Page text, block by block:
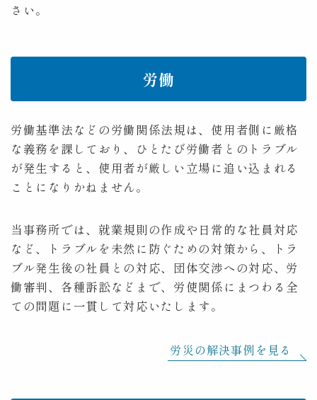
さい。
労働
労働基準法などの労働関係法規は、使用者側に厳格
な義務を課しており、ひとたび労働者とのトラブル
が発生すると、使用者が厳しい立場に追い込まれる
ことになりかねません。
当事務所では、就業規則の作成や日常的な社員対応
など、トラブルを未然に防ぐための対策から、トラ
ブル発生後の社員との対応、団体交渉への対応、労
働審判、各種訴訟などまで、労使関係にまつわる全
ての問題に一貫して対応いたします。
労災の解決事例を見る